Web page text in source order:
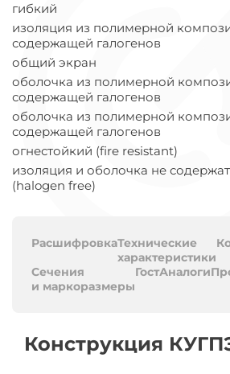
гибкий
изоляция из полимерной
содержащей галогенов
общий экран
оболочка из полимерной
содержащей галогенов
оболочка из полимерной
содержащей галогенов
огнестойкий (fire resistant)
изоляция и оболочка не
(halogen free)
РасшифровкаТехнические
характеристики
Сечения
и маркоразмеры
ГостАналоги
Конструкция